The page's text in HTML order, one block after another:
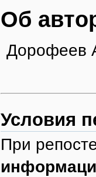
Об
Дорофеев
Условия
При